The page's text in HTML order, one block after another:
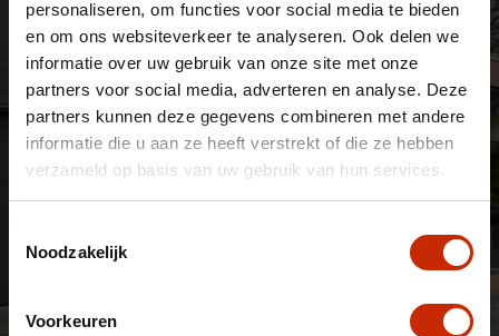
personaliseren, om functies voor social media te bieden
en om ons websiteverkeer te analyseren. Ook delen we
informatie over uw gebruik van onze site met onze
partners voor social media, adverteren en analyse. Deze
partners kunnen deze gegevens combineren met andere
informatie die u aan ze heeft verstrekt of die ze hebben
verzameld op basis van uw gebruik van hun services.
Noodzakelijk
Voorkeuren